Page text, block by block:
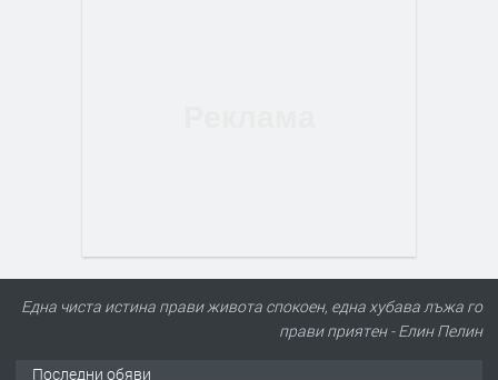
Една чиста истина прави живота спокоен, една хубава лъжа го
прави приятен - Елин Пелин
Последни обяви